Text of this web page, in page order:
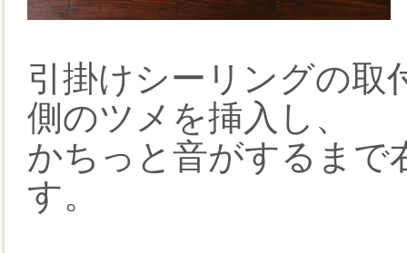
引掛けシーリングの取
側のツメを挿入し、
かちっと音がするまで
す。